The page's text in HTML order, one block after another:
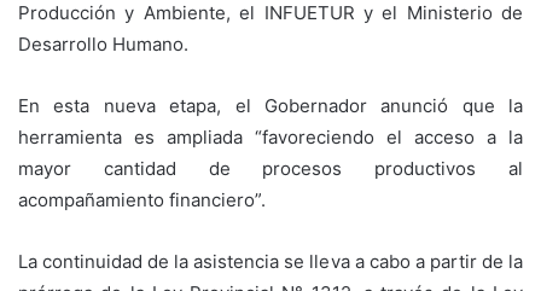
Producción y Ambiente, el INFUETUR y el Ministerio de
Desarrollo Humano.
En esta nueva etapa, el Gobernador anunció que la
herramienta es ampliada “favoreciendo el acceso a la
mayor cantidad de procesos productivos al
acompañamiento financiero”.
La continuidad de la asistencia se lleva a cabo a partir de la